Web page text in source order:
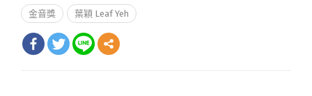
金音獎 葉穎 Leaf Yeh